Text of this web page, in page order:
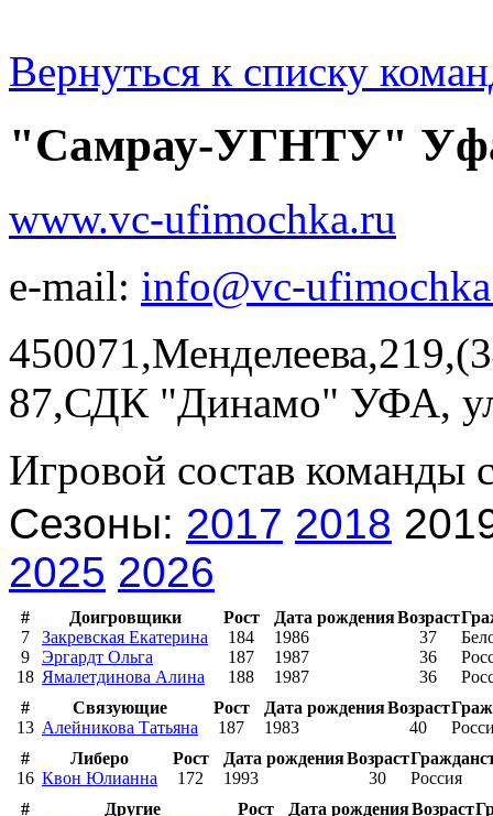
Вернуться к списку
"Самрау-УГНТУ"
www.vc-ufimochka.ru
e-mail: info@vc-
87,СДК "Динамо" УФА,
Игровой состав команды
Сезоны: 2017 2018
2025 2026
# Доигровщики Рост Дата рожденияВозраст
7
Закревская Екатерина 184 1986 37
9
Эргардт Ольга 187 1987 36
18 Ямалетдинова Алина 188 1987 36
#
Связующие Рост Дата рожденияВозраст
13 Алейникова Татьяна 187 1983 40
#
Либеро Рост Дата рожденияВозраст
16 Квон Юлианна 172 1993 30
Россия
#
Другие Рост Дата рожденияВозраст